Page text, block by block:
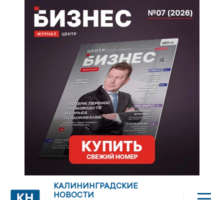
КАЛИНИНГРАДСКИЕ
НОВОСТИ